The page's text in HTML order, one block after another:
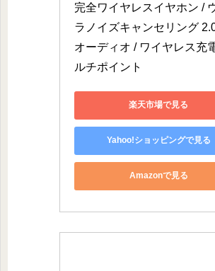
完全ワイヤレスイヤホン /
ラノイズキャンセリング
オーディオ / ワイヤレス充
ルチポイント
楽天市場で見る
Yahoo!ショッピングで見る
Amazonで見る